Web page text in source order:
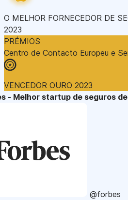
O MELHOR FORNECEDOR DE
2023
PRÉMIOS
Centro de Contacto Europeu e
VENCEDOR OURO 2023
- Melhor startup de seguros
@forbes